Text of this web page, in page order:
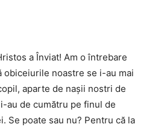
a Înviat! Am o întrebare
obiceiurile noastre se i-au mai
aparte de naşii nostri de
au de cumătru pe finul de
Se poate sau nu? Pentru că la